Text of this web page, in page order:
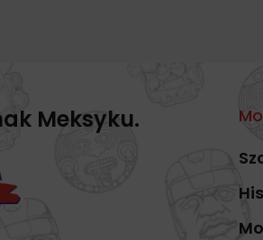
Meksyku.